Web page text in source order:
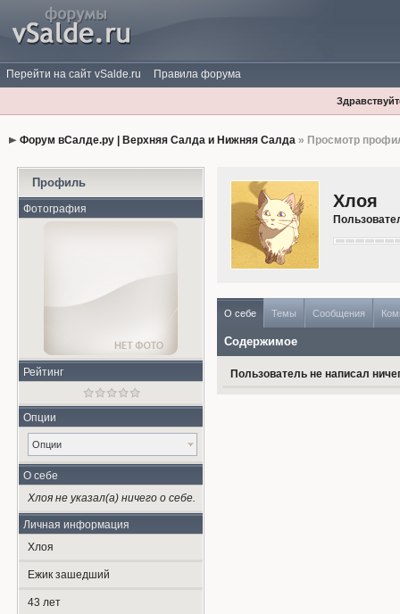
Перейти на сайт vSalde.ru Правила форума
Форум вСалде.ру | Верхняя Салда и Нижняя Салда» Просмотр
Профиль
Фотография
Рейтинг
Опции
Опции
О себе
Хлоя не указал(а) ничего о себе.
Личная информация
Хлоя
Ежик зашедший
43 лет
Хлоя
О себе Темы Сообщения
Содержимое
Пользователь не написал